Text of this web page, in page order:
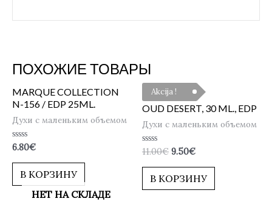
ПОХОЖИЕ ТОВАРЫ
MARQUE COLLECTION
N-156 / EDP 25ML.
Духи с маленьким объемом
Оценка
из
6.80€
В КОРЗИНУ
Akcija !
OUD DESERT, 30 ML., EDP
Духи с маленьким объемом
Оценка
из
11.00€ 9.50€
В КОРЗИНУ
НЕТ НА СКЛАДЕ